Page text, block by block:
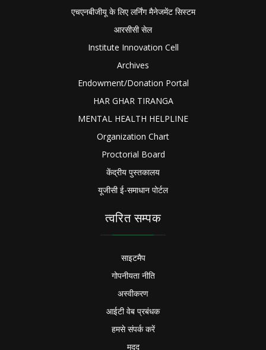
एचएनबीजीयू के लिए लर्निंग मैनेजमेंट सिस्टम
आरसीसी सेल
Institute Innovation Cell
Archives
Endowment/Donation Portal
HAR GHAR TIRANGA
MENTAL HEALTH HELPLINE
Organization Chart
Proctorial Board
केंद्रीय पुस्तकालय
यूजीसी ई-समाधान पोर्टल
त्वरित सम्पक
साइटमैप
गोपनीयता नीति
अस्वीकरण
आईटी वेब प्रबंधक
हमसे संपर्क करें
मदद